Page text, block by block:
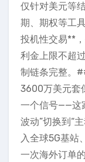
仅针对美元等
期、期权等工
投机性交易**
利金上限不超
制链条完整。
3600万美元套
一个信号——这
波动”切换到“
入全球5G基站
一次海外订单